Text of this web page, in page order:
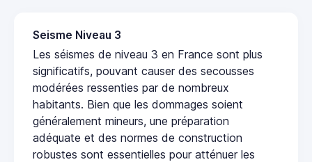
Seisme Niveau 3
Les séismes de niveau 3 en France sont plus
significatifs, pouvant causer des secousses
modérées ressenties par de nombreux
habitants. Bien que les dommages soient
généralement mineurs, une préparation
adéquate et des normes de construction
robustes sont essentielles pour atténuer les